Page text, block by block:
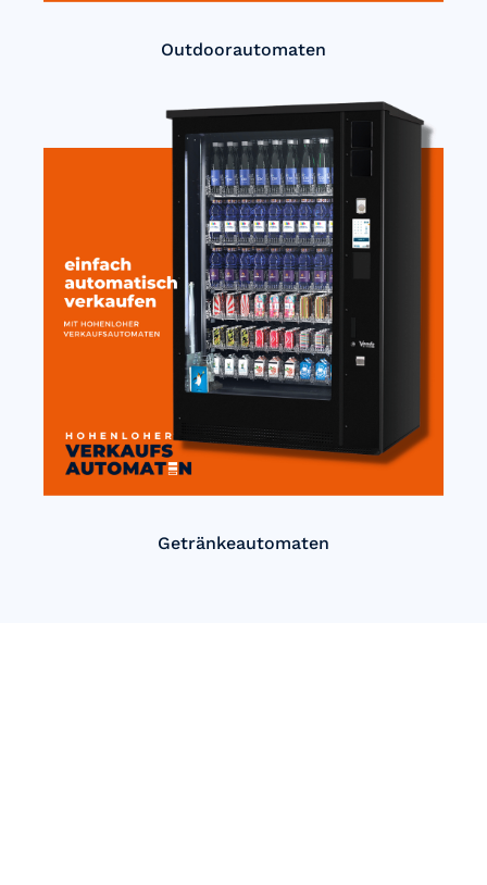
Outdoorautomaten
Getränkeautomaten